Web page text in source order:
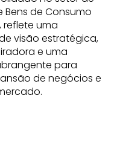
Bens de Consumo
reflete uma
visão estratégica,
e uma
para
de negócios e